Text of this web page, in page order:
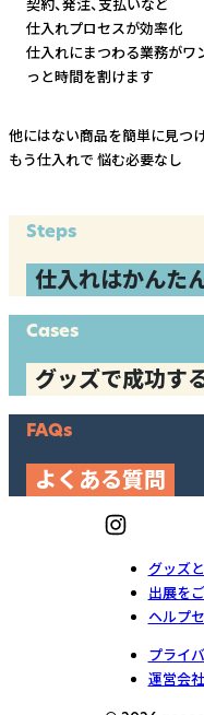
契約、発注、支払いなど
仕入れプロセスが効率化
仕入れにまつわる業務がワ
っと時間を割けます
他にはない商品を簡単に見つ
もう仕入れで 悩む必要なし
Steps
仕入れはかんた
Cases
グッズで成功す
FAQs
よくある質問
グッズ
出展を
ヘルプ
プライ
運営会社